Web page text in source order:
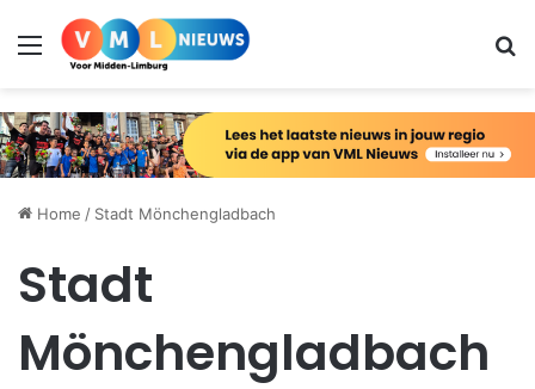
Menu
Home / Stadt Mönchengladbach
Stadt
Mönchengladbach